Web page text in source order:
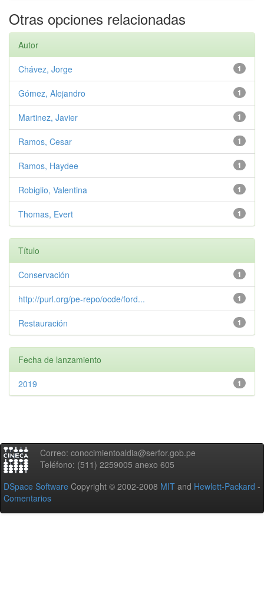
Otras opciones relacionadas
Autor
1
Chávez, Jorge
1
Gómez, Alejandro
1
Martinez, Javier
1
Ramos, Cesar
1
Ramos, Haydee
1
Robiglio, Valentina
1
Thomas, Evert
Título
1
Conservación
1
http://purl.org/pe-repo/ocde/ford...
1
Restauración
Fecha de lanzamiento
1
2019
Correo: conocimientoaldia@serfor.gob.pe
Teléfono: (511) 2259005 anexo 605
DSpace Software Copyright © 2002-2008 MIT and Hewlett-Packard -
Comentarios